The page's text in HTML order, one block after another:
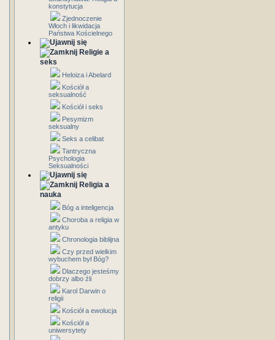
konstytucja
Zjednoczenie
Włoch i likwidacja
Państwa Kościelnego
Religie a
seks
Heloiza i Abelard
Kościół a
seksualność
Kościół i seks
Pesymizm
seksualny
Seks a celibat
Tantryczna
Psychologia
Seksualności
Religia a
nauka
Bóg a inteligencja
Choroba a religia w
antyku
Chronologia biblijna
Czy przed wielkim
wybuchem był Bóg?
Dlaczego jesteśmy
dobrzy albo źli
Karol Darwin o
religii
Kościół a ewolucja
Kościół a
uniwersytety